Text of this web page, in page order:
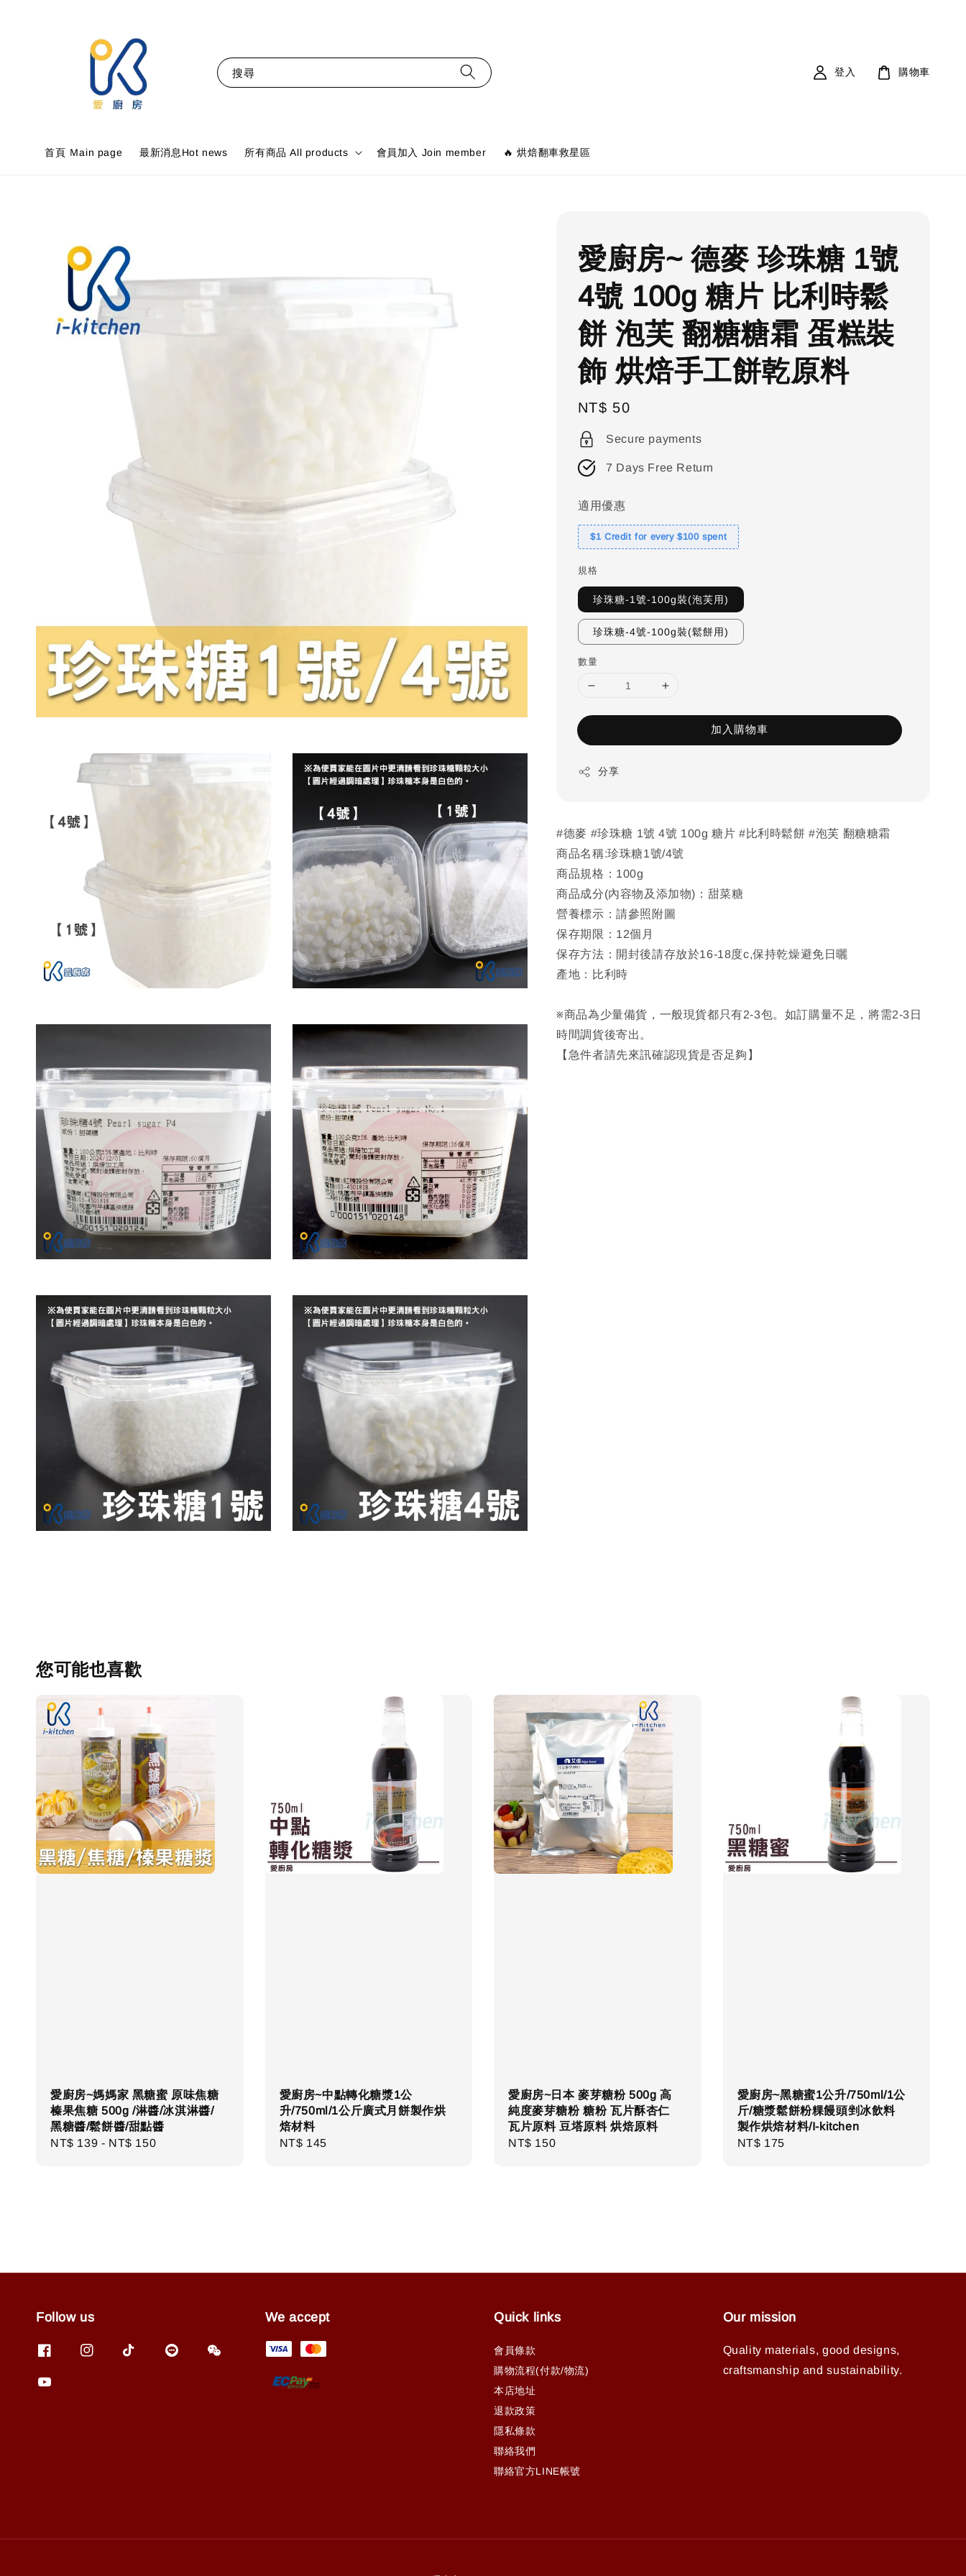
搜尋
首頁 Ｍain page 最新消息Hot news 所有商品 All products 會員加入 Join member 🔥 烘焙翻車救星區
登入 購物車
愛廚房~ 德麥 珍珠糖 1號
4號 100g 糖片 比利時鬆
餅 泡芙 翻糖糖霜 蛋糕裝
飾 烘焙手工餅乾原料
Regular
price
NT$ 50
Secure payments
7 Days Free Return
適用優惠
$1 Credit for every $100 spent
規格
珍珠糖-1號-100g裝(泡芙用)
珍珠糖-4號-100g裝(鬆餅用)
數量
加入購物車
分享
#德麥 #珍珠糖 1號 4號 100g 糖片 #比利時鬆餅 #泡芙 翻糖糖霜
商品名稱:珍珠糖1號/4號
商品規格：100g
商品成分(內容物及添加物)：甜菜糖
營養標示：請參照附圖
保存期限：12個月
保存方法：開封後請存放於16-18度c,保持乾燥避免日曬
產地：比利時
※商品為少量備貨，一般現貨都只有2-3包。如訂購量不足，將需2-3日
時間調貨後寄出。
【急件者請先來訊確認現貨是否足夠】
您可能也喜歡
愛廚房~媽媽家 黑糖蜜 原味焦糖
榛果焦糖 500g /淋醬/冰淇淋醬/
黑糖醬/鬆餅醬/甜點醬
Regular
NT$ 139 - NT$ 150
愛廚房~中點轉化糖漿1公
升/750ml/1公斤廣式月餅製作烘
焙材料
Regular
NT$ 145
愛廚房~日本 麥芽糖粉 500g 高
純度麥芽糖粉 糖粉 瓦片酥杏仁
瓦片原料 豆塔原料 烘焙原料
Regular
NT$ 150
愛廚房~黑糖蜜1公升/750ml/1公
斤/糖漿鬆餅粉粿饅頭剉冰飲料
製作烘焙材料/I-kitchen
Regular
NT$ 175
Follow us We accept Quick links
會員條款
購物流程(付款/物流)
本店地址
退款政策
隱私條款
聯絡我們
聯絡官方LINE帳號
Our mission
Quality materials, good designs,
craftsmanship and sustainability.